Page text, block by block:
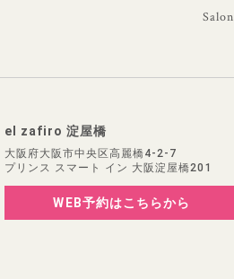
Salon
el zafiro 淀屋橋
大阪府大阪市中央区高麗橋4-2-7
プリンス スマート イン 大阪淀屋橋201
WEB予約はこちらから